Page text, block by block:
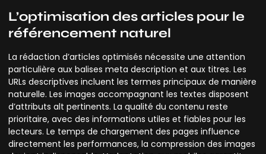
L’optimisation des articles pour le
référencement naturel
La rédaction d’articles optimisés nécessite une attention
particulière aux balises meta description et aux titres. Les
URLs descriptives incluent les termes principaux de manière
naturelle. Les images accompagnant les textes disposent
d’attributs alt pertinents. La qualité du contenu reste
prioritaire, avec des informations utiles et fiables pour les
lecteurs. Le temps de chargement des pages influence
directement les performances, la compression des images